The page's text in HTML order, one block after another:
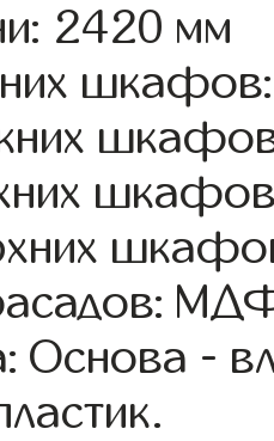
2420 мм
Основа -